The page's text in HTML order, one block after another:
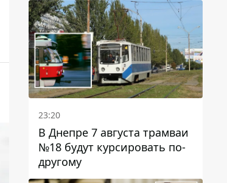
23:20
В Днепре 7 августа трамваи
№18 будут курсировать по-
другому